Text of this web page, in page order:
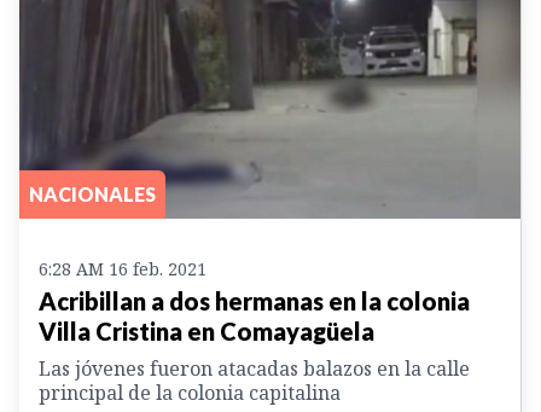
NACIONALES
6:28 AM 16 feb. 2021
Acribillan a dos hermanas en la colonia
Villa Cristina en Comayagüela
Las jóvenes fueron atacadas balazos en la calle
principal de la colonia capitalina